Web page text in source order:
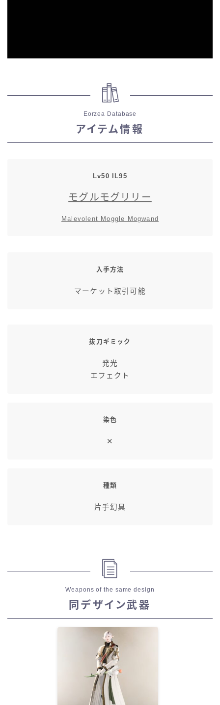
インナーパンツ付きスカート
極シタデル・ボズヤ追憶戦
Eorzea Database
アイテム情報
Lv50 IL95
モグルモグリリー
Malevolent Moggle Mogwand
入手方法
マーケット取引可能
抜刀ギミック
発光
エフェクト
染色
✕
種類
片手幻具
Weapons of the same design
同デザイン武器